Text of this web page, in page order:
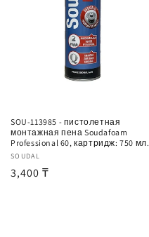
SOU-113985 - пистолетная
монтажная пена Soudafoam
Professional 60, картридж: 750 мл.
Продавец:
SOUDAL
Обычная
3,400 ₸